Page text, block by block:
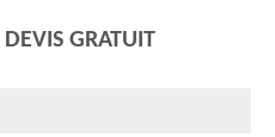
GRATUIT